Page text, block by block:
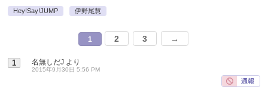
Hey!Say!JUMP 伊野尾慧
1 2 3 →
1 名無しだJ より
2015年9月30日 5:56 PM